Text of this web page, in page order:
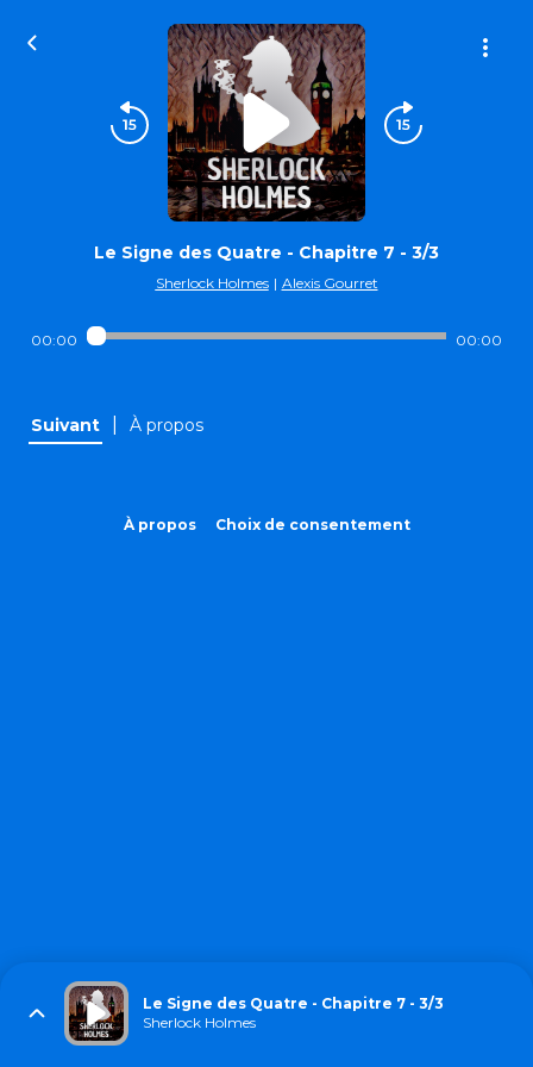
Le Signe des Quatre - Chapitre 7 - 3/3
Sherlock Holmes | Alexis Gourret
00:00 00:00
Suivant À propos
À propos Choix de consentement
Le Signe des Quatre - Chapitre 7 - 3/3
Sherlock Holmes